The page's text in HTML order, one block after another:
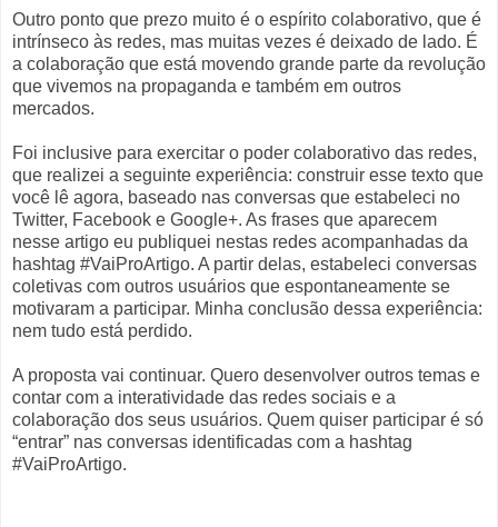
Outro ponto que prezo muito é o espírito colaborativo, que é
intrínseco às redes, mas muitas vezes é deixado de lado. É
a colaboração que está movendo grande parte da revolução
que vivemos na propaganda e também em outros
mercados.
Foi inclusive para exercitar o poder colaborativo das redes,
que realizei a seguinte experiência: construir esse texto que
você lê agora, baseado nas conversas que estabeleci no
Twitter, Facebook e Google+. As frases que aparecem
nesse artigo eu publiquei nestas redes acompanhadas da
hashtag #VaiProArtigo. A partir delas, estabeleci conversas
coletivas com outros usuários que espontaneamente se
motivaram a participar. Minha conclusão dessa experiência:
nem tudo está perdido.
A proposta vai continuar. Quero desenvolver outros temas e
contar com a interatividade das redes sociais e a
colaboração dos seus usuários. Quem quiser participar é só
“entrar” nas conversas identificadas com a hashtag
#VaiProArtigo.